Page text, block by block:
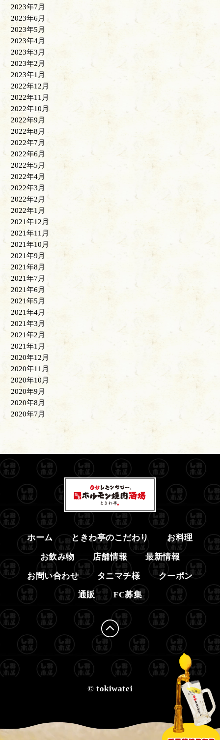
2023年7月
2023年6月
2023年5月
2023年4月
2023年3月
2023年2月
2023年1月
2022年12月
2022年11月
2022年10月
2022年9月
2022年8月
2022年7月
2022年6月
2022年5月
2022年4月
2022年3月
2022年2月
2022年1月
2021年12月
2021年11月
2021年10月
2021年9月
2021年8月
2021年7月
2021年6月
2021年5月
2021年4月
2021年3月
2021年2月
2021年1月
2020年12月
2020年11月
2020年10月
2020年9月
2020年8月
2020年7月
ホーム ときわ亭のこだわり お料理
お飲み物 店舗情報 最新情報
お問い合わせ タニマチ様 クーポン
通販 FC募集
© tokiwatei